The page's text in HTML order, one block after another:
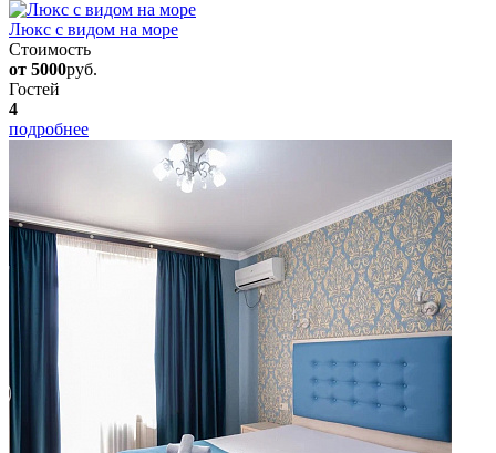
Люкс с видом на море
Стоимость
от 5000руб.
Гостей
4
подробнее